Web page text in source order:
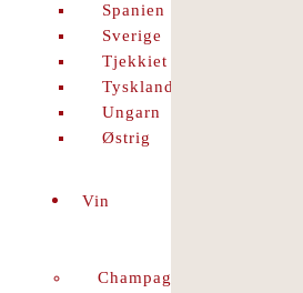
Spanien
Sverige
Tjekkiet
Tyskland
Ungarn
Østrig
Vin
Champagne